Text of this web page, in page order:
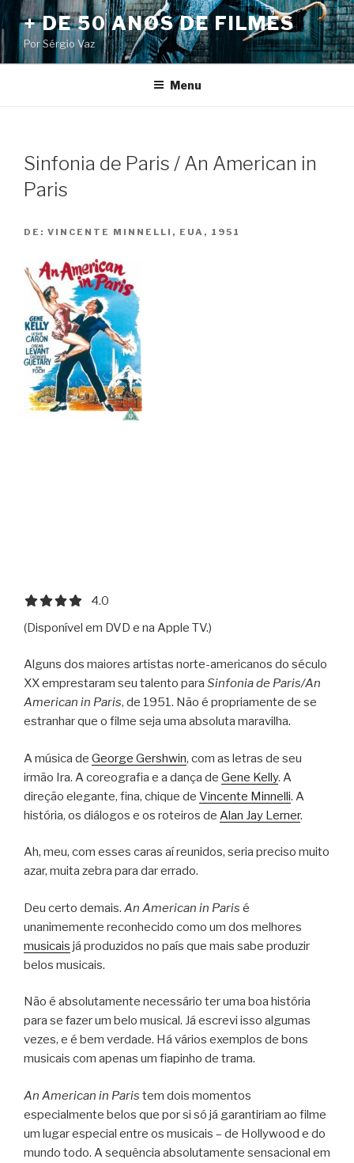
Pular
para
o
conteúdo
+ DE 50 ANOS DE FILMES
Por Sérgio Vaz
Menu
Sinfonia de Paris / An American in
Paris
DE: VINCENTE MINNELLI, EUA, 1951
4.0 out of 5.0 stars
4.0
(Disponível em DVD e na Apple TV.)
Alguns dos maiores artistas norte-americanos do século
XX emprestaram seu talento para Sinfonia de Paris/An
American in Paris, de 1951. Não é propriamente de se
estranhar que o filme seja uma absoluta maravilha.
A música de George Gershwin, com as letras de seu
irmão Ira. A coreografia e a dança de Gene Kelly. A
direção elegante, fina, chique de Vincente Minnelli. A
história, os diálogos e os roteiros de Alan Jay Lerner.
Ah, meu, com esses caras aí reunidos, seria preciso muito
azar, muita zebra para dar errado.
Deu certo demais. An American in Paris é
unanimemente reconhecido como um dos melhores
musicais já produzidos no país que mais sabe produzir
belos musicais.
Não é absolutamente necessário ter uma boa história
para se fazer um belo musical. Já escrevi isso algumas
vezes, e é bem verdade. Há vários exemplos de bons
musicais com apenas um fiapinho de trama.
An American in Paris tem dois momentos
especialmente belos que por si só já garantiriam ao filme
um lugar especial entre os musicais – de Hollywood e do
mundo todo. A sequência absolutamente sensacional em